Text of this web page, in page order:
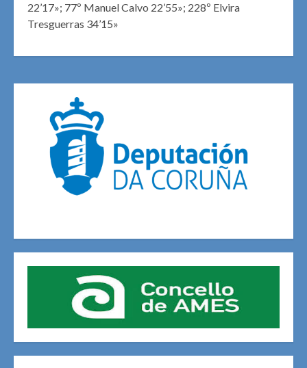
22’17»; 77º Manuel Calvo 22’55»; 228º Elvira
Tresguerras 34’15»